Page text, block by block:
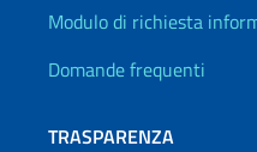
Info utili
Modulo di richiesta
Domande frequenti
TRASPARENZA